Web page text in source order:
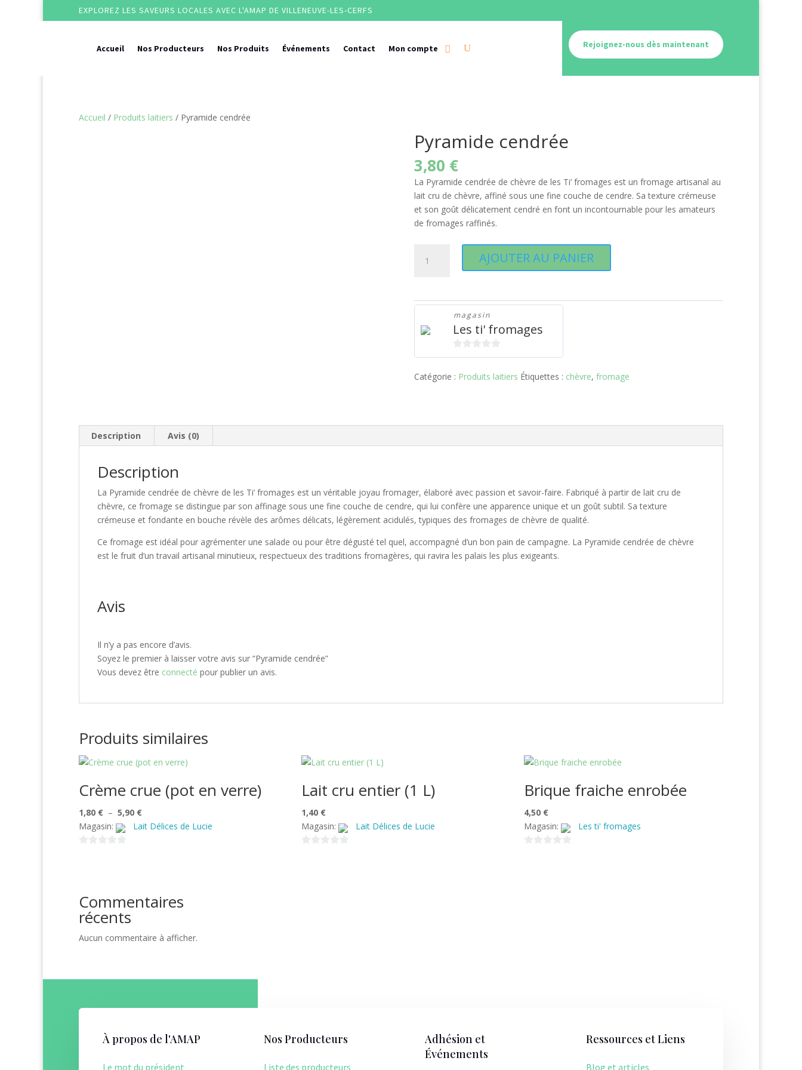
EXPLOREZ LES SAVEURS LOCALES AVEC L'AMAP DE VILLENEUVE-LES-CERFS
Accueil Nos Producteurs Nos Produits Événements Contact Mon compte Rejoignez-nous dès maintenant
Accueil / Produits laitiers / Pyramide cendrée
Pyramide cendrée
3,80 €
La Pyramide cendrée de chèvre de les Ti’ fromages est un fromage artisanal au
lait cru de chèvre, affiné sous une fine couche de cendre. Sa texture crémeuse
et son goût délicatement cendré en font un incontournable pour les amateurs
de fromages raffinés.
AJOUTER AU PANIER
magasin
Les ti' fromages
0
u
Catégorie : Produits laitiers Étiquettes : chèvre, fromage
Description Avis (0)
Description
La Pyramide cendrée de chèvre de les Ti’ fromages est un véritable joyau fromager, élaboré avec passion et savoir-faire. Fabriqué à partir de lait cru de
chèvre, ce fromage se distingue par son affinage sous une fine couche de cendre, qui lui confère une apparence unique et un goût subtil. Sa texture
crémeuse et fondante en bouche révèle des arômes délicats, légèrement acidulés, typiques des fromages de chèvre de qualité.
Ce fromage est idéal pour agrémenter une salade ou pour être dégusté tel quel, accompagné d’un bon pain de campagne. La Pyramide cendrée de chèvre
est le fruit d’un travail artisanal minutieux, respectueux des traditions fromagères, qui ravira les palais les plus exigeants.
Avis
Il n’y a pas encore d’avis.
Soyez le premier à laisser votre avis sur “Pyramide cendrée”
Vous devez être connecté pour publier un avis.
Produits similaires
Crème crue (pot en verre)
1,80 € – 5,90 €Plage
de
Magasin: Lait Délices de Lucie
5
Lait cru entier (1 L)
1,40 €
Magasin:
Lait Délices de Lucie
Brique fraiche enrobée
4,50 €
Magasin:
Les ti' fromages
Commentaires
récents
Aucun commentaire à afficher.
À propos de l'AMAP
Le mot du président
Nos Producteurs
Liste des producteurs
Adhésion et
Événements
Ressources et Liens
Blog et articles